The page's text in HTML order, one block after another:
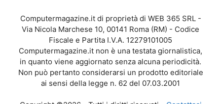
Computermagazine.it di proprietà di WEB 365 SRL -
Via Nicola Marchese 10, 00141 Roma (RM) - Codice
Fiscale e Partita I.V.A. 12279101005
Computermagazine.it non è una testata giornalistica,
in quanto viene aggiornato senza alcuna periodicità.
Non può pertanto considerarsi un prodotto editoriale
ai sensi della legge n. 62 del 07.03.2001